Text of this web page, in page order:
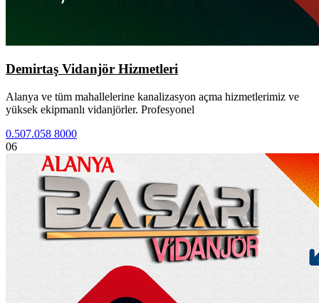
Demirtaş Vidanjör Hizmetleri
Alanya ve tüm mahallelerine kanalizasyon açma hizmetlerimiz ve
yüksek ekipmanlı vidanjörler. Profesyonel
0.507.058 8000
06